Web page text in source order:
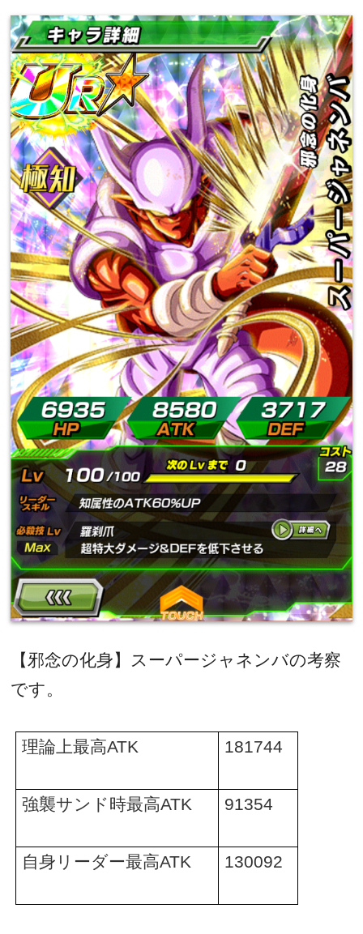
【邪念の化身】スーパージャネンバの考察
です。
理論上最高ATK 181744
強襲サンド時最高ATK 91354
自身リーダー最高ATK 130092